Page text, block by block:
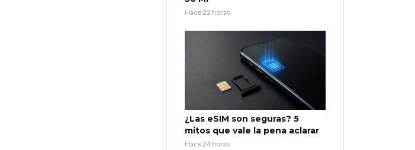
Hace 22 horas
¿Las eSIM son seguras? 5
mitos que vale la pena aclarar
Hace 24 horas